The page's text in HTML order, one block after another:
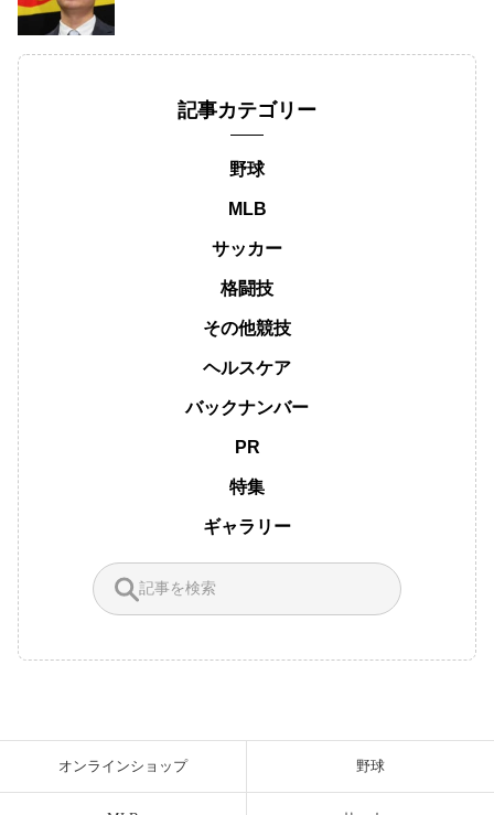
記事カテゴリー
野球
MLB
サッカー
格闘技
その他競技
ヘルスケア
バックナンバー
PR
特集
ギャラリー
オンラインショップ 野球